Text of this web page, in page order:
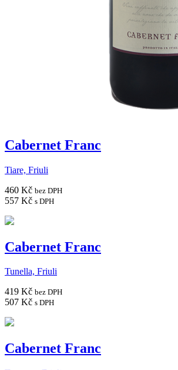
Cabernet Franc
Tiare, Friuli
460 Kč bez DPH
557 Kč s DPH
Cabernet Franc
Tunella, Friuli
419 Kč bez DPH
507 Kč s DPH
Cabernet Franc